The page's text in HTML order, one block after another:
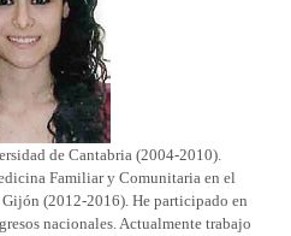
de Cantabria (2004-2010).
Familiar y Comunitaria en el
(2012-2016). He participado en
nacionales. Actualmente trabajo